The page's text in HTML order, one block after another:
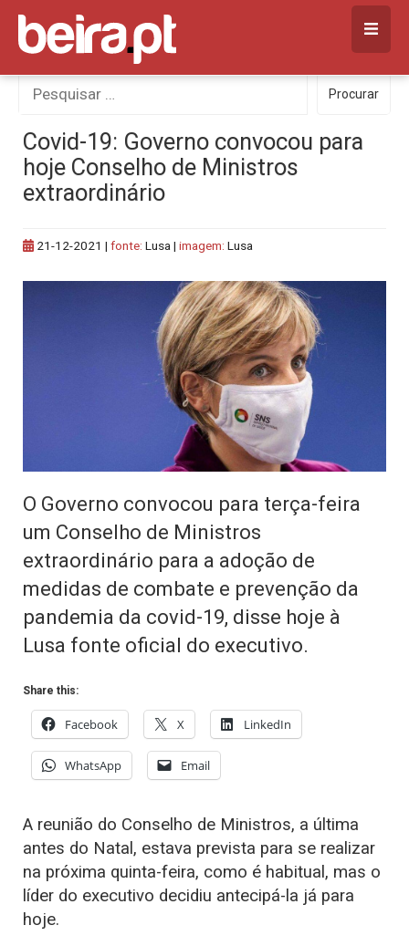
Skip
content
Procurar
por:
Procurar
Covid-19: Governo convocou para
hoje Conselho de Ministros
extraordinário
21-12-2021 | fonte: Lusa | imagem: Lusa
O Governo convocou para terça-feira
um Conselho de Ministros
extraordinário para a adoção de
medidas de combate e prevenção da
pandemia da covid-19, disse hoje à
Lusa fonte oficial do executivo.
Share this:
Facebook X LinkedIn
WhatsApp Email
A reunião do Conselho de Ministros, a última
antes do Natal, estava prevista para se realizar
na próxima quinta-feira, como é habitual, mas o
líder do executivo decidiu antecipá-la já para
hoje.